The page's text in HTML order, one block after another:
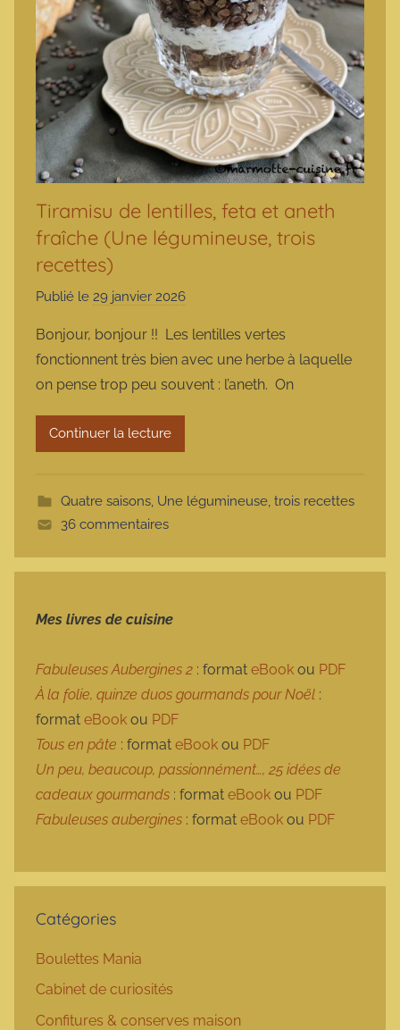
Tiramisu de lentilles, feta et aneth
fraîche (Une légumineuse, trois
recettes)
Publié le 29 janvier 2026
r
m
a
t
Bonjour, bonjour !! Les lentilles vertes
fonctionnent très bien avec une herbe à laquelle
on pense trop peu souvent : l’aneth. On
Continuer la lecture
Quatre saisons, Une légumineuse, trois recettes
36 commentaires
Mes livres de cuisine
Fabuleuses Aubergines 2 : format eBook ou PDF
À la folie, quinze duos gourmands pour Noël :
format eBook ou PDF
Tous en pâte : format eBook ou PDF
Un peu, beaucoup, passionnément…, 25 idées de
cadeaux gourmands : format eBook ou PDF
Fabuleuses aubergines : format eBook ou PDF
Catégories
Boulettes Mania
Cabinet de curiosités
Confitures & conserves maison